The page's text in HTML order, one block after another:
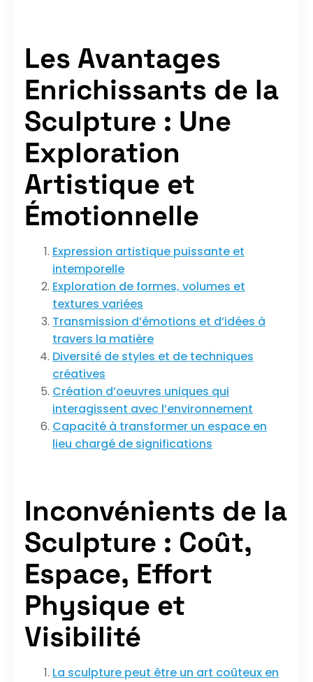
Les Avantages
Enrichissants de la
Sculpture : Une
Exploration
Artistique et
Émotionnelle
Expression artistique puissante et
intemporelle
Exploration de formes, volumes et
textures variées
Transmission d’émotions et d’idées à
travers la matière
Diversité de styles et de techniques
créatives
Création d’oeuvres uniques qui
interagissent avec l’environnement
Capacité à transformer un espace en
lieu chargé de significations
Inconvénients de la
Sculpture : Coût,
Espace, Effort
Physique et
Visibilité
La sculpture peut être un art coûteux en